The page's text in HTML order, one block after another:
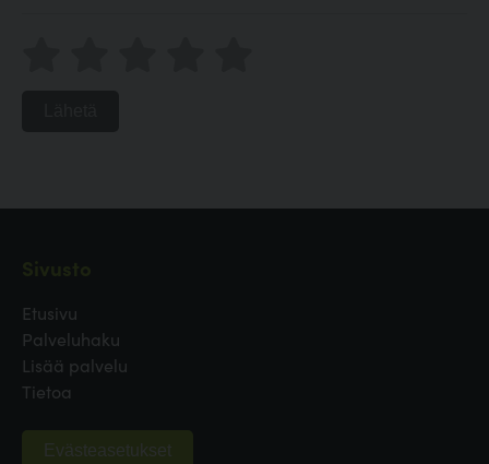
Etusivu
Palveluhaku
Lisää palvelu
Tietoa
Evästeasetukset